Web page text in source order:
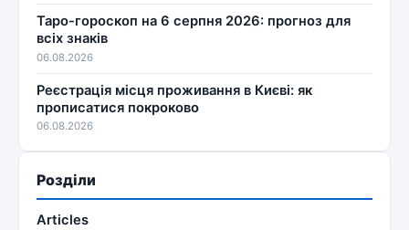
Таро-гороскоп на 6 серпня 2026: прогноз для
всіх знаків
06.08.2026
Реєстрація місця проживання в Києві: як
прописатися покроково
06.08.2026
Розділи
Articles